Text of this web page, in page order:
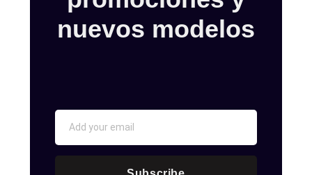
nuevos modelos